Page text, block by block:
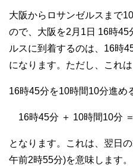
大阪からロサンゼルスまで
ので、大阪を2月1日 16時
ルスに到着するのは、16時
になります。ただし、これは
16時45分を10時間10分進め
16時45分 ＋ 10時間10分
となります。これは、翌日
午前2時55分)を意味します